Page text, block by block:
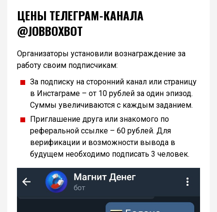
ЦЕНЫ ТЕЛЕГРАМ-КАНАЛА
@JOBBOXBOT
Организаторы установили вознаграждение за
работу своим подписчикам:
За подписку на сторонний канал или страницу
в Инстаграме – от 10 рублей за один эпизод.
Суммы увеличиваются с каждым заданием.
Приглашение друга или знакомого по
реферальной ссылке – 60 рублей. Для
верификации и возможности вывода в
будущем необходимо подписать 3 человек.